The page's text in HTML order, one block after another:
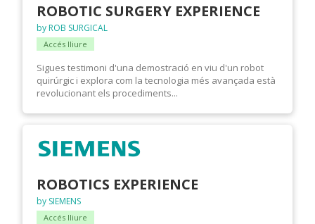
ROBOTIC SURGERY EXPERIENCE
by ROB SURGICAL
Accés lliure
Sigues testimoni d'una demostració en viu d'un robot
quirúrgic i explora com la tecnologia més avançada està
revolucionant els procediments...
ROBOTICS EXPERIENCE
by SIEMENS
Accés lliure